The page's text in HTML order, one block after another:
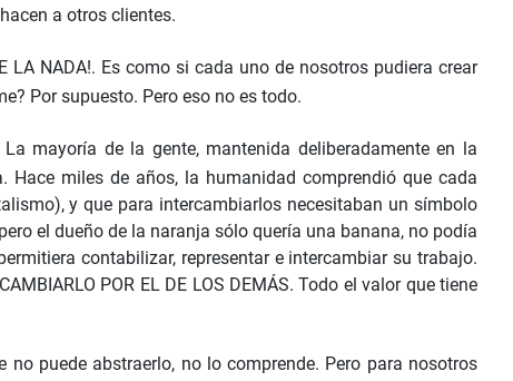
a otros clientes.
LA NADA!. Es como si cada uno de nosotros pudiera crear
Por supuesto. Pero eso no es todo.
mayoría de la gente, mantenida deliberadamente en la
Hace miles de años, la humanidad comprendió que cada
y que para intercambiarlos necesitaban un símbolo
el dueño de la naranja sólo quería una banana, no podía
contabilizar, representar e intercambiar su trabajo.
POR EL DE LOS DEMÁS. Todo el valor que tiene
puede abstraerlo, no lo comprende. Pero para nosotros